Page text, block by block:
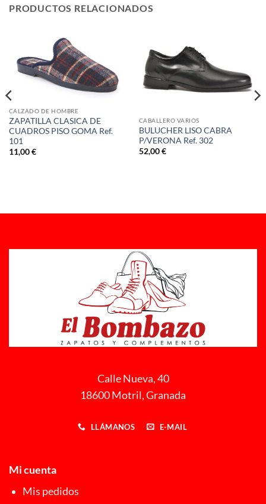
PRODUCTOS RELACIONADOS
CALZADO DE HOMBRE
ZAPATILLA CLASICA DE
CUADROS PISO GOMA Ref.
101
11,00€
CABALLERO VARIOS
BULUCHER LISO CABRA
P/VERONA Ref. 302
52,00€
Calle Nueva, 40
18600 Motril, Granada
LLÁMANOS E-MAIL
Mi cuenta
Mis pedidos